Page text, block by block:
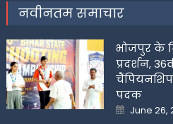
नवीनतम समाचार
भोजपुर के
प्रदर्शन,
पदक
Posted
on
June 26,